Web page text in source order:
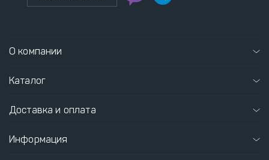
О компании
Каталог
Доставка и оплата
Информация